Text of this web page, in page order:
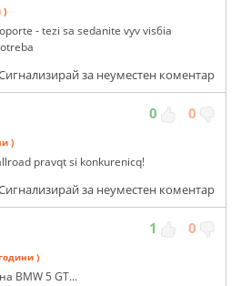
)
- tezi sa sedanite vyv vis6ia
за неуместен коментар
0 0
)
pravqt si konkurenicq!
за неуместен коментар
1 0
)
BMW 5 GT...